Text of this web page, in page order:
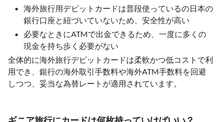
海外旅行用デビットカードは普段使っているの日本の
銀行口座と紐づいていないため、安全性が高い
必要なときにATMで出金できるため、一度に多くの
現金を持ち歩く必要がない
全体的に海外旅行デビットカードは柔軟かつ低コストで利
用でき、銀行の海外取引手数料や海外ATM手数料を回避
しつつ、妥当な為替レートが適用されています。